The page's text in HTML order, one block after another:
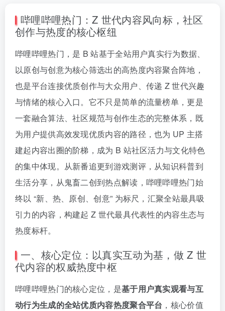
哔哩哔哩热门：Z 世代内容风向标，社区
创作与热度的核心枢纽
哔哩哔哩热门，是 B 站基于全站用户真实行为数据、
以原创与创意为核心筛选出的高热度内容聚合阵地，
也是平台连接优质创作与大众用户、传递 Z 世代兴趣
与情绪的核心入口。它不只是简单的流量榜单，更是
一套融合算法、社区规范与创作生态的完整体系，既
为用户提供高效发现优质内容的路径，也为 UP 主搭
建起内容出圈的阶梯，成为 B 站社区活力与文化特色
的集中体现。从新番追更到游戏测评，从知识科普到
生活分享，从鬼畜二创到热点解读，哔哩哔哩热门始
终以 “新、热、原创、创意” 为标尺，汇聚全站最具吸
引力的内容，构建起 Z 世代最具代表性的内容生态与
热度标杆。
一、核心定位：以真实互动为基，做 Z 世
代内容的权威热度中枢
哔哩哔哩热门的核心定位，是基于用户真实观看与互
动行为生成的全站优质内容热度聚合平台 ，核心价值